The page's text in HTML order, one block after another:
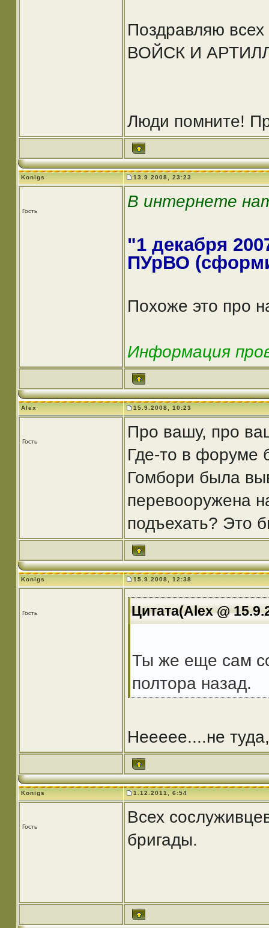
Поздравляю
ВОЙСК И
Люди помните!
Konigs 13.9.2008, 23:23
Гость
В интернете
"1 декабря
ПУрВО
Похоже это про
Информация
Alex 15.9.2008, 10:23
Гость
Про вашу, про
Где-то в форуме
Гомбори была
перевооружена
подъехать? Это
Konigs 15.9.2008, 12:38
Гость Цитата(Alex @
Ты же еще сам
полтора назад.
Неееее....не
Konigs 1.12.2011, 6:54
Гость
Всех
бригады.